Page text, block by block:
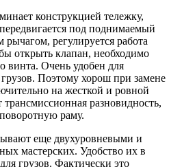
конструкцией тележку,
под поднимаемый
регулируется работа
открыть клапан, необходимо
винта. Очень удобен для
Поэтому хорош при замене
на жесткой и ровной
разновидность,
раму.
еще двухуровневыми и
мастерских. Удобство их в
грузов. Фактически это